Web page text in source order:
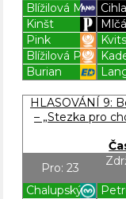
Blížilová M.
Cihla
Kinšt
Pink
Blížilová P.
Burian
HLASOVÁNÍ 9:
– „Stezka pro
Pro: 23
Chalupský